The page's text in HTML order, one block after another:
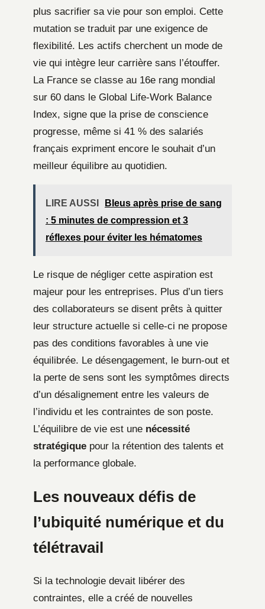
plus sacrifier sa vie pour son emploi. Cette
mutation se traduit par une exigence de
flexibilité. Les actifs cherchent un mode de
vie qui intègre leur carrière sans l’étouffer.
La France se classe au 16e rang mondial
sur 60 dans le Global Life-Work Balance
Index, signe que la prise de conscience
progresse, même si 41 % des salariés
français expriment encore le souhait d’un
meilleur équilibre au quotidien.
LIRE AUSSI
Bleus après prise de sang
: 5 minutes de compression et 3
réflexes pour éviter les hématomes
Le risque de négliger cette aspiration est
majeur pour les entreprises. Plus d’un tiers
des collaborateurs se disent prêts à quitter
leur structure actuelle si celle-ci ne propose
pas des conditions favorables à une vie
équilibrée. Le désengagement, le burn-out et
la perte de sens sont les symptômes directs
d’un désalignement entre les valeurs de
l’individu et les contraintes de son poste.
L’équilibre de vie est une nécessité
stratégique pour la rétention des talents et
la performance globale.
Les nouveaux défis de
l’ubiquité numérique et du
télétravail
Si la technologie devait libérer des
contraintes, elle a créé de nouvelles